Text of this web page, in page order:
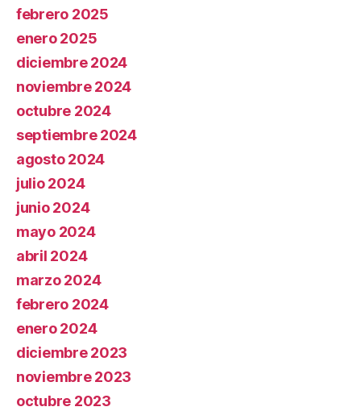
febrero 2025
enero 2025
diciembre 2024
noviembre 2024
octubre 2024
septiembre 2024
agosto 2024
julio 2024
junio 2024
mayo 2024
abril 2024
marzo 2024
febrero 2024
enero 2024
diciembre 2023
noviembre 2023
octubre 2023